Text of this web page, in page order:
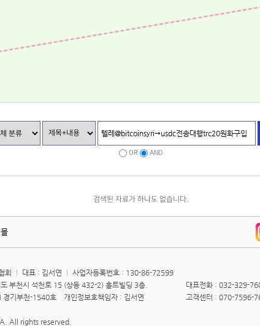
OR AND
검색된 자료가 하나도 없습니다.
회 대표 : 김서연
사업자등록번호 : 130-86-72599
부천시 석천로 15 (상동 432-2) 홀트빌딩 3층.
경기부천-1540호 개인정보호책임자 : 김서연
All rights reserved.
대표전화 : 032-329-
고객센터 : 070-7596-